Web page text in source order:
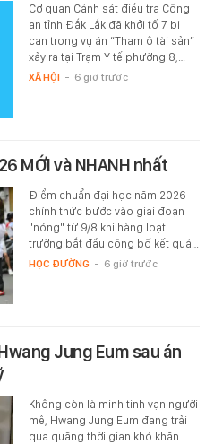
Cơ quan Cảnh sát điều tra Công
an tỉnh Đắk Lắk đã khởi tố 7 bị
can trong vụ án “Tham ô tài sản”
xảy ra tại Trạm Y tế phường 8,…
XÃ HỘI - 6 giờ trước
MỚI và NHANH nhất
Điểm chuẩn đại học năm 2026
chính thức bước vào giai đoạn
"nóng" từ 9/8 khi hàng loạt
trường bắt đầu công bố kết quả…
HỌC ĐƯỜNG - 6 giờ trước
Jung Eum sau án
Không còn là minh tinh vạn người
mê, Hwang Jung Eum đang trải
qua quãng thời gian khó khăn